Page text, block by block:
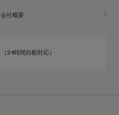
会社概要
（24時間自動対応）